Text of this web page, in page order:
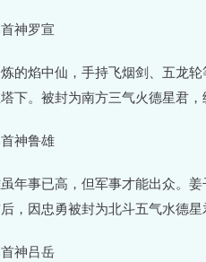
神罗宣
的焰中仙，手持飞烟剑、五龙
下。被封为南方三气火德星君
神鲁雄
年事已高，但军事才能出众。
，因忠勇被封为北斗五气水德
神吕岳